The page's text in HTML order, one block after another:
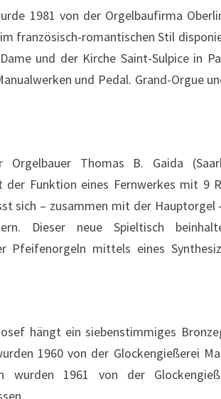
1981 von der Orgelbaufirma
französisch-romantischen Stil
und der Kirche Saint-Sulpice in
und Pedal. Grand-Orgue
Orgelbauer Thomas B. Gaida
der Funktion eines Fernwerkes mit 9
sich – zusammen mit der Hauptorgel
Dieser neue Spieltisch
Pfeifenorgeln mittels eines
hängt ein siebenstimmiges
1960 von der Glockengießerei
wurden 1961 von der